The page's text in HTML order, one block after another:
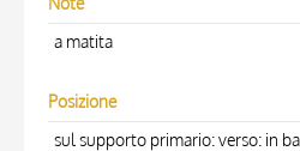
a matita
Posizione
sul supporto primario: verso: in